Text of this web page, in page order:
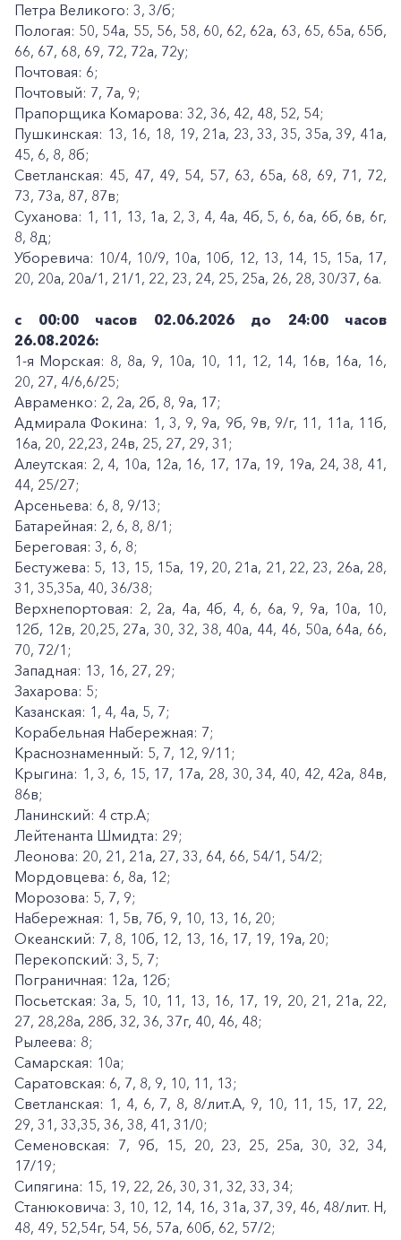
Петра Великого: 3, 3/б;
Пологая: 50, 54а, 55, 56, 58, 60, 62, 62а, 63, 65, 65а, 65б,
66, 67, 68, 69, 72, 72а, 72у;
Почтовая: 6;
Почтовый: 7, 7а, 9;
Прапорщика Комарова: 32, 36, 42, 48, 52, 54;
Пушкинская: 13, 16, 18, 19, 21а, 23, 33, 35, 35а, 39, 41а,
45, 6, 8, 8б;
Светланская: 45, 47, 49, 54, 57, 63, 65а, 68, 69, 71, 72,
73, 73а, 87, 87в;
Суханова: 1, 11, 13, 1а, 2, 3, 4, 4а, 4б, 5, 6, 6а, 6б, 6в, 6г,
8, 8д;
Уборевича: 10/4, 10/9, 10а, 10б, 12, 13, 14, 15, 15а, 17,
20, 20а, 20а/1, 21/1, 22, 23, 24, 25, 25а, 26, 28, 30/37, 6а.
с 00:00 часов 02.06.2026 до 24:00 часов
26.08.2026:
1-я Морская: 8, 8а, 9, 10а, 10, 11, 12, 14, 16в, 16а, 16,
20, 27, 4/6,6/25;
Авраменко: 2, 2а, 2б, 8, 9а, 17;
Адмирала Фокина: 1, 3, 9, 9а, 9б, 9в, 9/г, 11, 11а, 11б,
16а, 20, 22,23, 24в, 25, 27, 29, 31;
Алеутская: 2, 4, 10а, 12а, 16, 17, 17а, 19, 19а, 24, 38, 41,
44, 25/27;
Арсеньева: 6, 8, 9/13;
Батарейная: 2, 6, 8, 8/1;
Береговая: 3, 6, 8;
Бестужева: 5, 13, 15, 15а, 19, 20, 21а, 21, 22, 23, 26а, 28,
31, 35,35а, 40, 36/38;
Верхнепортовая: 2, 2а, 4а, 4б, 4, 6, 6а, 9, 9а, 10а, 10,
12б, 12в, 20,25, 27а, 30, 32, 38, 40а, 44, 46, 50а, 64а, 66,
70, 72/1;
Западная: 13, 16, 27, 29;
Захарова: 5;
Казанская: 1, 4, 4а, 5, 7;
Корабельная Набережная: 7;
Краснознаменный: 5, 7, 12, 9/11;
Крыгина: 1, 3, 6, 15, 17, 17а, 28, 30, 34, 40, 42, 42а, 84в,
86в;
Ланинский: 4 стр.А;
Лейтенанта Шмидта: 29;
Леонова: 20, 21, 21а, 27, 33, 64, 66, 54/1, 54/2;
Мордовцева: 6, 8а, 12;
Морозова: 5, 7, 9;
Набережная: 1, 5в, 7б, 9, 10, 13, 16, 20;
Океанский: 7, 8, 10б, 12, 13, 16, 17, 19, 19а, 20;
Перекопский: 3, 5, 7;
Пограничная: 12а, 12б;
Посьетская: 3а, 5, 10, 11, 13, 16, 17, 19, 20, 21, 21а, 22,
27, 28,28а, 28б, 32, 36, 37г, 40, 46, 48;
Рылеева: 8;
Самарская: 10а;
Саратовская: 6, 7, 8, 9, 10, 11, 13;
Светланская: 1, 4, 6, 7, 8, 8/лит.А, 9, 10, 11, 15, 17, 22,
29, 31, 33,35, 36, 38, 41, 31/0;
Семеновская: 7, 9б, 15, 20, 23, 25, 25а, 30, 32, 34,
17/19;
Сипягина: 15, 19, 22, 26, 30, 31, 32, 33, 34;
Станюковича: 3, 10, 12, 14, 16, 31а, 37, 39, 46, 48/лит. Н,
48, 49, 52,54г, 54, 56, 57а, 60б, 62, 57/2;